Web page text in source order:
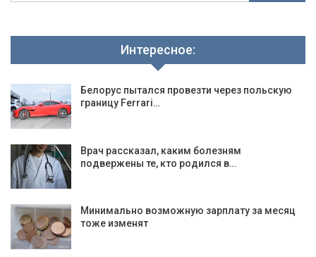
Интересное:
Белорус пытался провезти через польскую
границу Ferrari…
Врач рассказал, каким болезням
подвержены те, кто родился в…
Минимально возможную зарплату за месяц
тоже изменят